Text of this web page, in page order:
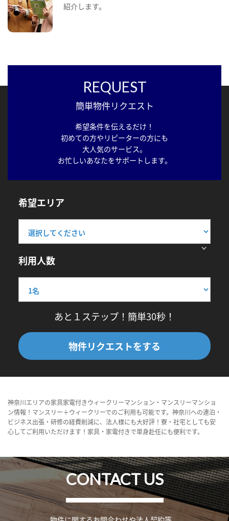
紹介します。
REQUEST
簡単物件リクエスト
希望条件を伝えるだけ！
初めての方やリピーターの方にも
大人気のサービス。
お忙しいあなたをサポートします。
希望エリア
利用人数
あと１ステップ！簡単30秒！
物件リクエストをする
神奈川エリアの家具家電付きウィークリーマンション・マンスリーマンショ
ン情報！マンスリー＋ウィークリーでのご利用も可能です。神奈川への連泊・
ビジネス出張・研修の経費削減に、法人様にも大好評！寮・社宅としても安
心してご利用いただけます！家具・家電付きで単身赴任にも便利です。
CONTACT US